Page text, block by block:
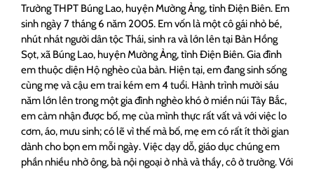
Trường THPT Búng Lao, huyện Mường Ảng, tỉnh Điện Biên. Em
sinh ngày 7 tháng 6 năm 2005. Em vốn là một cô gái nhỏ bé,
nhút nhát người dân tộc Thái, sinh ra và lớn lên tại Bản Hồng
Sọt, xã Búng Lao, huyện Mường Ảng, tỉnh Điện Biên. Gia đình
em thuộc diện Hộ nghèo của bản. Hiện tại, em đang sinh sống
cùng mẹ và cậu em trai kém em 4 tuổi. Hành trình mười sáu
năm lớn lên trong một gia đình nghèo khó ở miền núi Tây Bắc,
em cảm nhận được bố, mẹ của mình thực rất vất vả với việc lo
cơm, áo, mưu sinh; có lẽ vì thế mà bố, mẹ em có rất ít thời gian
dành cho bọn em mỗi ngày. Việc dạy dỗ, giáo dục chúng em
phần nhiều nhờ ông, bà nội ngoại ở nhà và thầy, cô ở trường. Với